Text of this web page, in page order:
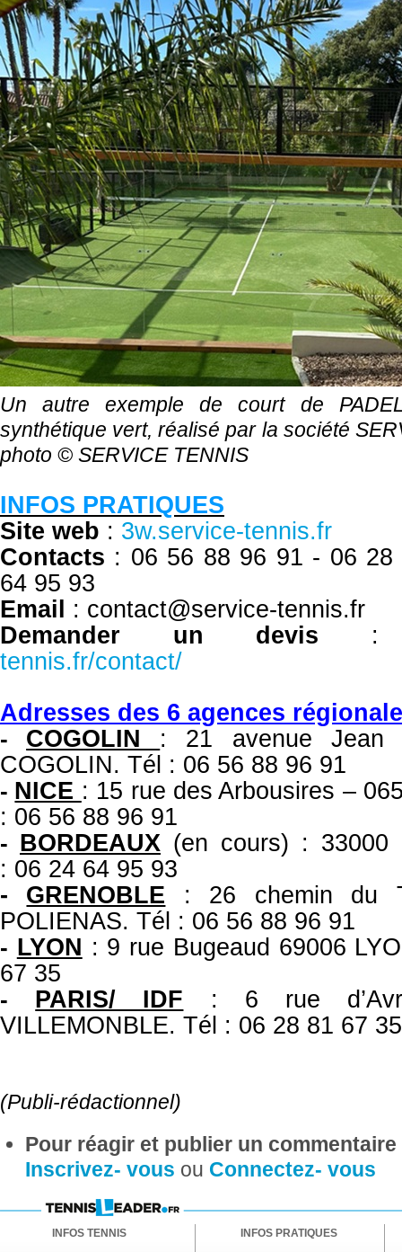
Un autre exemple de court de
synthétique vert, réalisé par la société
photo © SERVICE TENNIS
INFOS PRATIQUES
Site web : 3w.service-tennis.fr
Contacts : 06 56 88 96 91 - 06
64 95 93
Email : contact@service-tennis.fr
Demander un devis
tennis.fr/contact/
Adresses des 6 agences
- COGOLIN : 21 avenue Jean
COGOLIN. Tél : 06 56 88 96 91
- NICE : 15 rue des Arbousires –
: 06 56 88 96 91
- BORDEAUX (en cours) : 33000
: 06 24 64 95 93
- GRENOBLE : 26 chemin du
POLIENAS. Tél : 06 56 88 96 91
- LYON : 9 rue Bugeaud 69006
67 35
- PARIS/ IDF : 6 rue
VILLEMONBLE. Tél : 06 28 81 67 35
(Publi-rédactionnel)
Pour réagir et publier un
Inscrivez- vous ou Connectez- vous
INFOS TENNIS INFOS PRATIQUES